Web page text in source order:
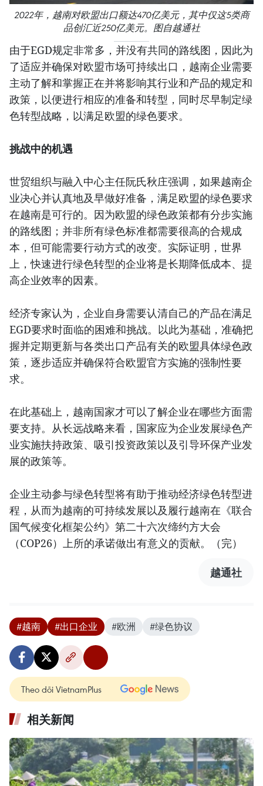
2022年，越南对欧盟出口额达470亿美元，其中仅这5类商
品创汇近250亿美元。图自越通社
由于EGD规定非常多，并没有共同的路线图，因此为
了适应并确保对欧盟市场可持续出口，越南企业需要
主动了解和掌握正在并将影响其行业和产品的规定和
政策，以便进行相应的准备和转型，同时尽早制定绿
色转型战略，以满足欧盟的绿色要求。
挑战中的机遇
世贸组织与融入中心主任阮氏秋庄强调，如果越南企
业决心并认真地及早做好准备，满足欧盟的绿色要求
在越南是可行的。因为欧盟的绿色政策都有分步实施
的路线图；并非所有绿色标准都需要很高的合规成
本，但可能需要行动方式的改变。实际证明，世界
上，快速进行绿色转型的企业将是长期降低成本、提
高企业效率的因素。
经济专家认为，企业自身需要认清自己的产品在满足
EGD要求时面临的困难和挑战。以此为基础，准确把
握并定期更新与各类出口产品有关的欧盟具体绿色政
策，逐步适应并确保符合欧盟官方实施的强制性要
求。
在此基础上，越南国家才可以了解企业在哪些方面需
要支持。从长远战略来看，国家应为企业发展绿色产
业实施扶持政策、吸引投资政策以及引导环保产业发
展的政策等。
企业主动参与绿色转型将有助于推动经济绿色转型进
程，从而为越南的可持续发展以及履行越南在《联合
国气候变化框架公约》第二十六次缔约方大会
（COP26）上所的承诺做出有意义的贡献。（完）
越通社
#越南 #出口企业 #欧洲 #绿色协议
Theo dõi VietnamPlus
相关新闻